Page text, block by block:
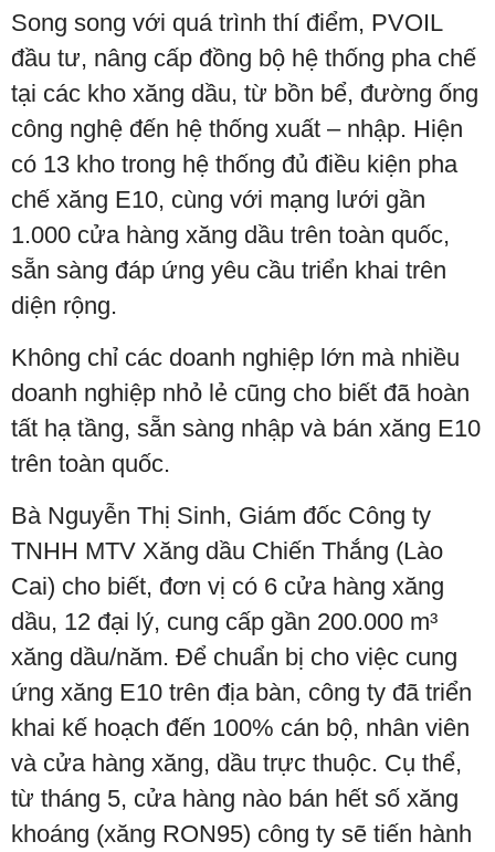
Song song với quá trình thí điểm, PVOIL
đầu tư, nâng cấp đồng bộ hệ thống pha chế
tại các kho xăng dầu, từ bồn bể, đường ống
công nghệ đến hệ thống xuất – nhập. Hiện
có 13 kho trong hệ thống đủ điều kiện pha
chế xăng E10, cùng với mạng lưới gần
1.000 cửa hàng xăng dầu trên toàn quốc,
sẵn sàng đáp ứng yêu cầu triển khai trên
diện rộng.
Không chỉ các doanh nghiệp lớn mà nhiều
doanh nghiệp nhỏ lẻ cũng cho biết đã hoàn
tất hạ tầng, sẵn sàng nhập và bán xăng E10
trên toàn quốc.
Bà Nguyễn Thị Sinh, Giám đốc Công ty
TNHH MTV Xăng dầu Chiến Thắng (Lào
Cai) cho biết, đơn vị có 6 cửa hàng xăng
dầu, 12 đại lý, cung cấp gần 200.000 m³
xăng dầu/năm. Để chuẩn bị cho việc cung
ứng xăng E10 trên địa bàn, công ty đã triển
khai kế hoạch đến 100% cán bộ, nhân viên
và cửa hàng xăng, dầu trực thuộc. Cụ thể,
từ tháng 5, cửa hàng nào bán hết số xăng
khoáng (xăng RON95) công ty sẽ tiến hành